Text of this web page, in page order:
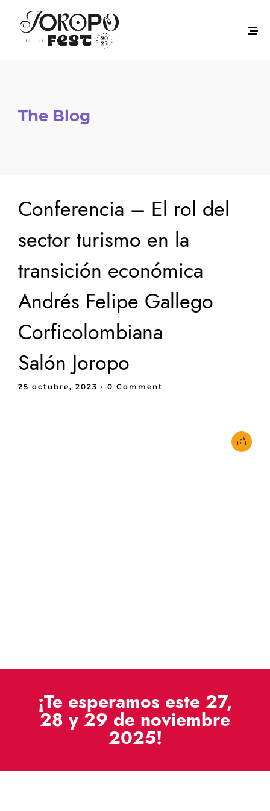
The Blog
Conferencia – El rol del
sector turismo en la
transición económica
Andrés Felipe Gallego
Corficolombiana
Salón Joropo
25 octubre, 2023 • 0 Comment
¡Te esperamos este 27,
28 y 29 de noviembre
2025!